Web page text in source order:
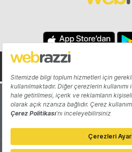
Hakkında
Katkıda Bulun